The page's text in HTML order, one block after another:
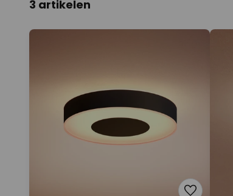
3 artikelen